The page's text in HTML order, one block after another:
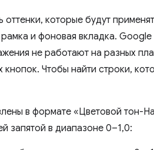
оттенки, которые будут
рамка и фоновая вкладка.
не работают на разных
кнопок. Чтобы найти строки,
в формате «Цветовой тон-
запятой в диапазоне 0–1,0: